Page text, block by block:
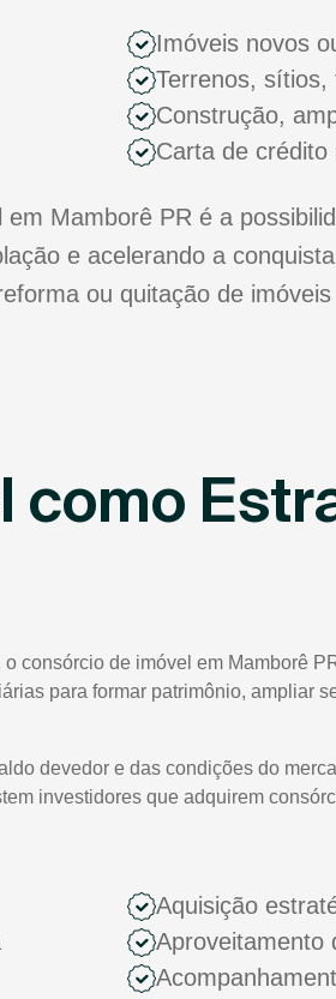
Imóveis novos
Terrenos, sítios,
Construção,
Carta de crédito
Mamborê PR é a
e acelerando a
ou quitação de
como
consórcio de imóvel em Mamborê
para formar patrimônio, ampliar
devedor e das condições do
investidores que adquirem
Aquisição
Aproveitamento